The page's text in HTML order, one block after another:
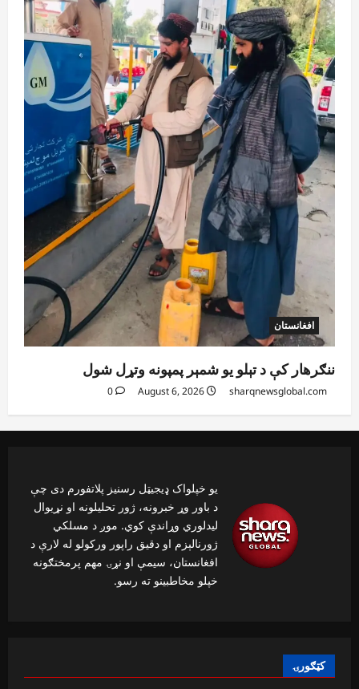
افغانستان
ننګرهار کې د تېلو یو شمېر پمپونه وتړل شول
sharqnewsglobal.com
0
یو خپلواک ډیجیټل رسنیز پلاتفورم دی چې
د باور وړ خبرونه، ژور تحلیلونه او نړیوال
لیدلوري وړاندې کوي. موږ د مسلکي
ژورنالېزم او دقیق راپور ورکولو له لارې د
افغانستان، سیمې او نړۍ مهم پرمختګونه
خپلو مخاطبینو ته رسو.
کټګورۍ